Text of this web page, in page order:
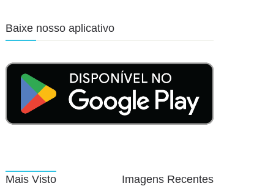
Baixe nosso aplicativo
Mais Visto Imagens Recentes